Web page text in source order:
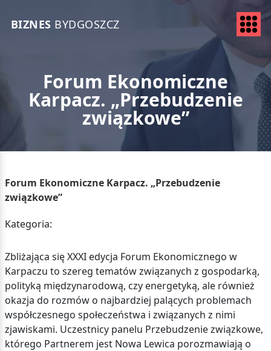
BIZNES BYDGOSZCZ
Forum Ekonomiczne
Karpacz. „Przebudzenie
związkowe”
Forum Ekonomiczne Karpacz. „Przebudzenie
związkowe”
Kategoria:
Zbliżająca się XXXI edycja Forum Ekonomicznego w
Karpaczu to szereg tematów związanych z gospodarką,
polityką międzynarodową, czy energetyką, ale również
okazja do rozmów o najbardziej palących problemach
współczesnego społeczeństwa i związanych z nimi
zjawiskami. Uczestnicy panelu Przebudzenie związkowe,
którego Partnerem jest Nowa Lewica porozmawiają o